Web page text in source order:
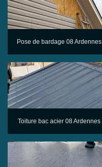
Pose de bardage 08 Ardennes
Toiture bac acier 08 Ardennes